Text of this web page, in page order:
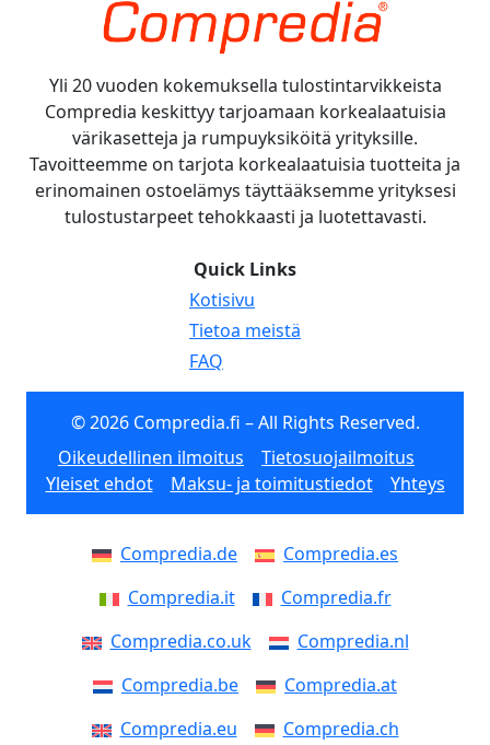
Yli 20 vuoden kokemuksella tulostintarvikkeista
Compredia keskittyy tarjoamaan korkealaatuisia
värikasetteja ja rumpuyksiköitä yrityksille.
Tavoitteemme on tarjota korkealaatuisia tuotteita ja
erinomainen ostoelämys täyttääksemme yrityksesi
tulostustarpeet tehokkaasti ja luotettavasti.
Quick Links
Kotisivu
Tietoa meistä
FAQ
© 2026 Compredia.fi – All Rights Reserved.
Oikeudellinen ilmoitus
Tietosuojailmoitus
Yleiset ehdot
Maksu- ja toimitustiedot Yhteys
Compredia.de
Compredia.es
Compredia.it
Compredia.fr
Compredia.co.uk
Compredia.nl
Compredia.be
Compredia.at
Compredia.eu
Compredia.ch